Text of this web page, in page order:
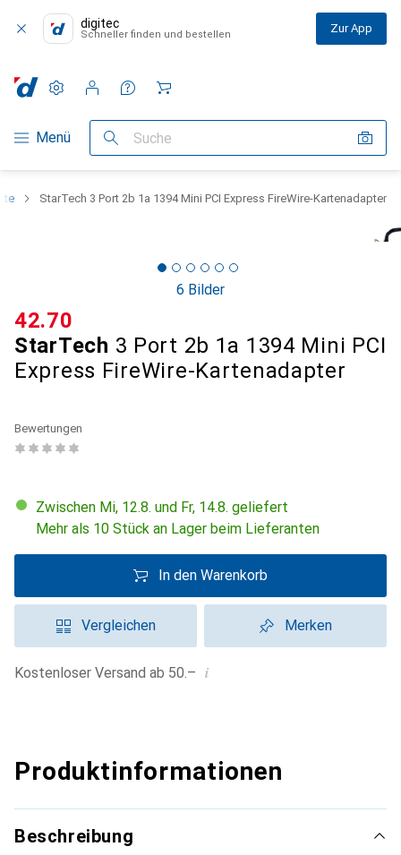
digitec
Schneller finden und bestellen Zur App
Navigation nach Kategorien
Menü Suche
Einstellungen
Kundenkonto
Vergleichslisten
Merklisten
Warenkorb
StarTech 3 Port 2b 1a 1394 Mini PCI Express FireWire-Kartenadapter
6 Bilder
StarTech 3 Port 2b 1a 1394 Mini PCI
Express FireWire-Kartenadapter
CHF
42.70
Bewertungen
Zwischen Mi, 12.8. und Fr, 14.8. geliefert
Mehr als 10 Stück an Lager beim Lieferanten
In den Warenkorb
Vergleichen Merken
Kostenloser Versand ab 50.– i
Produktinformationen
Beschreibung